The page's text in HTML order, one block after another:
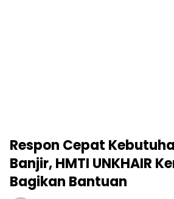
Respon Cepat
Banjir, HMTI UNKHAIR
Bagikan Bantuan